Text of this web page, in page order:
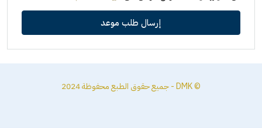
إرسال طلب موعد
© DMK - جميع حقوق الطبع محفوظة 2024